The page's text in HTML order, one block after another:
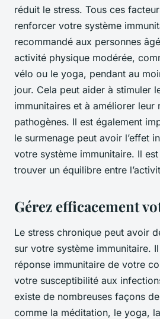
réduit le stress. Tous ces
renforcer votre système
recommandé aux personnes
activité physique modérée,
vélo ou le yoga, pendant au
jour. Cela peut aider à stimuler
immunitaires et à améliorer leur
pathogènes. Il est également
le surmenage peut avoir l’effet
votre système immunitaire. Il
trouver un équilibre entre
Gérez efficacement
Le stress chronique peut avoir
sur votre système immunitaire.
réponse immunitaire de votre
votre susceptibilité aux
existe de nombreuses façons
comme la méditation, le yoga,